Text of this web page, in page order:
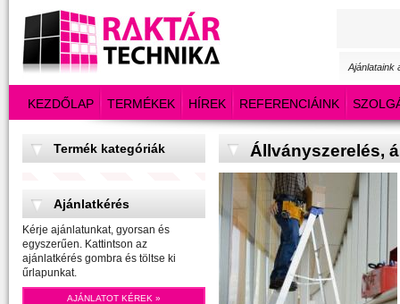
Ajánlataink
KEZDŐLAP TERMÉKEK HÍREK REFERENCIÁINK
Termék kategóriák
Ajánlatkérés
Kérje ajánlatunkat, gyorsan és
egyszerűen. Kattintson az
ajánlatkérés gombra és töltse ki
űrlapunkat.
AJÁNLATOT KÉREK »
Állványszerelés,